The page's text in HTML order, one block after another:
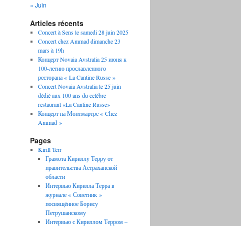
« Juin
Articles récents
Concert à Sens le samedi 28 juin 2025
Concert chez Ammad dimanche 23
mars à 19h
Концерт Novaia Avstralia 25 июня к
100-летию прославленного
ресторана « La Cantine Russe »
Concert Novaia Avstralia le 25 juin
dédié aux 100 ans du celèbre
restaurant «La Cantine Russe»
Концерт на Монтмартре « Chez
Ammad »
Pages
Kirill Terr
Грамота Кириллу Терру от
правительства Астраханской
области
Интервью Кирилла Терра в
журнале « Советник »
посвящённое Борису
Петрушанскому
Интервью с Кириллом Терром –